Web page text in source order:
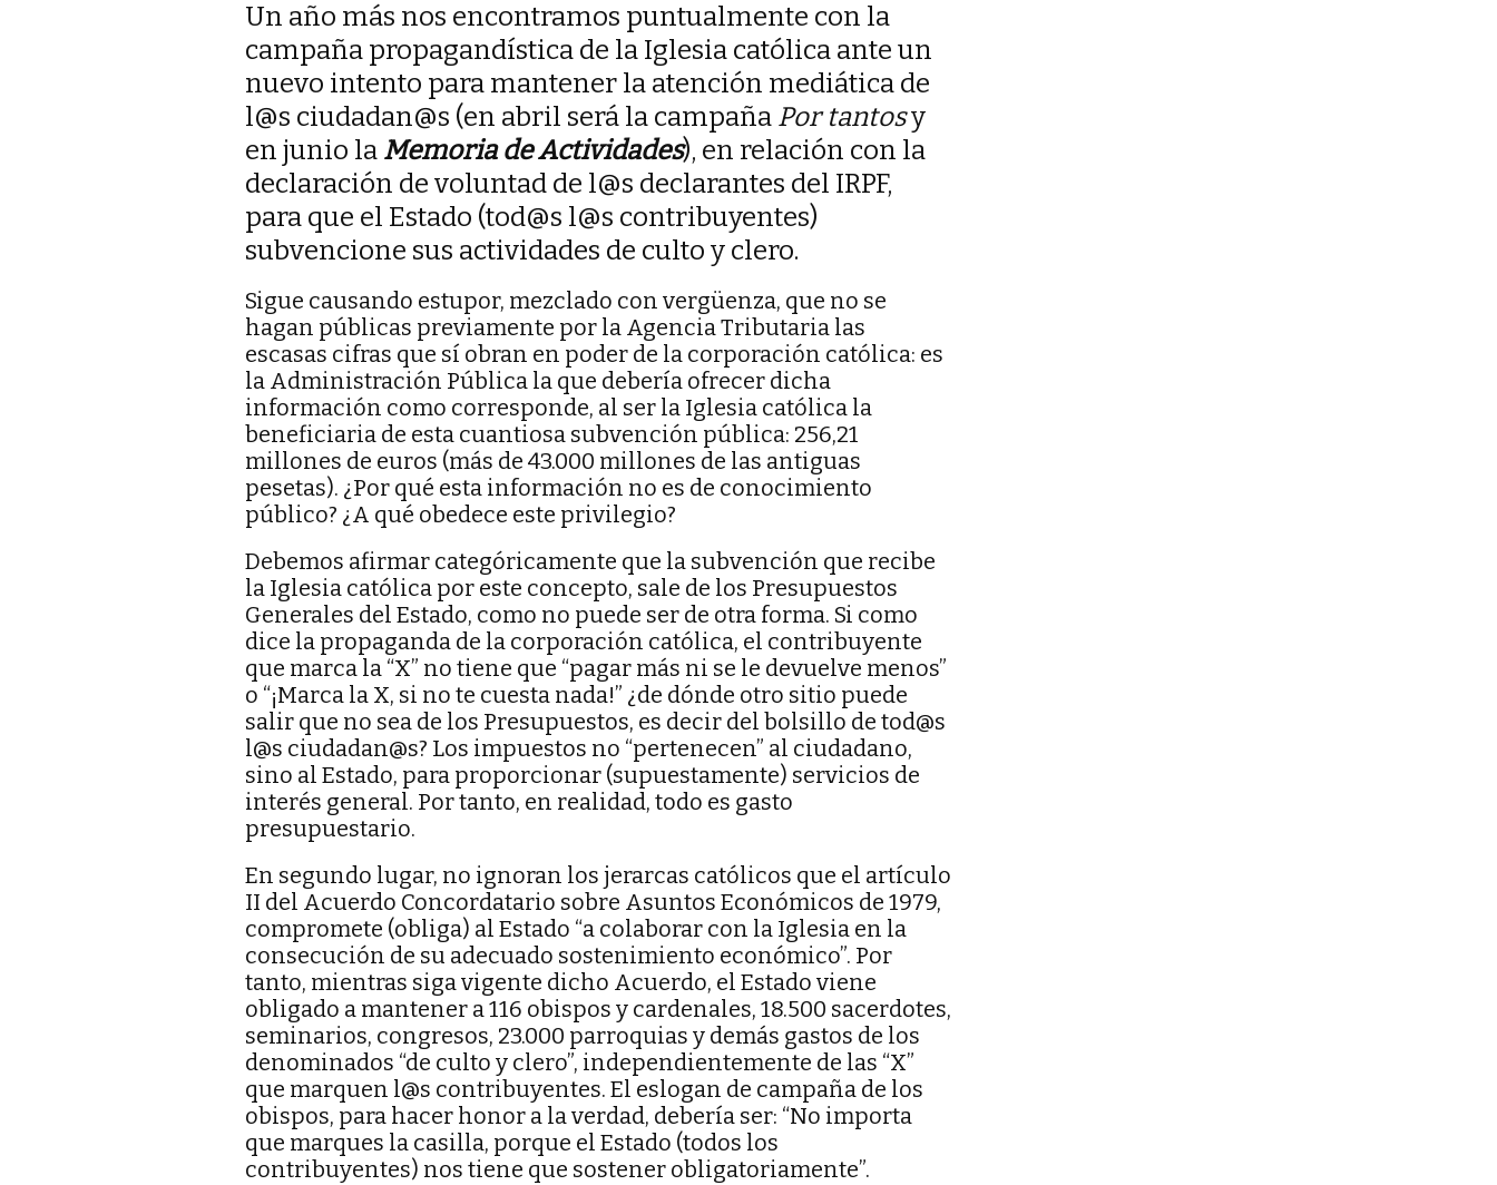
Un año más nos encontramos puntualmente con la
campaña propagandística de la Iglesia católica ante un
nuevo intento para mantener la atención mediática de
l@s ciudadan@s (en abril será la campaña Por tantosy
en junio la Memoria de Actividades), en relación con la
declaración de voluntad de l@s declarantes del IRPF,
para que el Estado (tod@s l@s contribuyentes)
subvencione sus actividades de culto y clero.
Sigue causando estupor, mezclado con vergüenza, que no se
hagan públicas previamente por la Agencia Tributaria las
escasas cifras que sí obran en poder de la corporación católica: es
la Administración Pública la que debería ofrecer dicha
información como corresponde, al ser la Iglesia católica la
beneficiaria de esta cuantiosa subvención pública: 256,21
millones de euros (más de 43.000 millones de las antiguas
pesetas). ¿Por qué esta información no es de conocimiento
público? ¿A qué obedece este privilegio?
Debemos afirmar categóricamente que la subvención que recibe
la Iglesia católica por este concepto, sale de los Presupuestos
Generales del Estado, como no puede ser de otra forma. Si como
dice la propaganda de la corporación católica, el contribuyente
que marca la “X” no tiene que “pagar más ni se le devuelve menos”
o “¡Marca la X, si no te cuesta nada!” ¿de dónde otro sitio puede
salir que no sea de los Presupuestos, es decir del bolsillo de tod@s
l@s ciudadan@s? Los impuestos no “pertenecen” al ciudadano,
sino al Estado, para proporcionar (supuestamente) servicios de
interés general. Por tanto, en realidad, todo es gasto
presupuestario.
En segundo lugar, no ignoran los jerarcas católicos que el artículo
II del Acuerdo Concordatario sobre Asuntos Económicos de 1979,
compromete (obliga) al Estado “a colaborar con la Iglesia en la
consecución de su adecuado sostenimiento económico”. Por
tanto, mientras siga vigente dicho Acuerdo, el Estado viene
obligado a mantener a 116 obispos y cardenales, 18.500 sacerdotes,
seminarios, congresos, 23.000 parroquias y demás gastos de los
denominados “de culto y clero”, independientemente de las “X”
que marquen l@s contribuyentes. El eslogan de campaña de los
obispos, para hacer honor a la verdad, debería ser: “No importa
que marques la casilla, porque el Estado (todos los
contribuyentes) nos tiene que sostener obligatoriamente”.